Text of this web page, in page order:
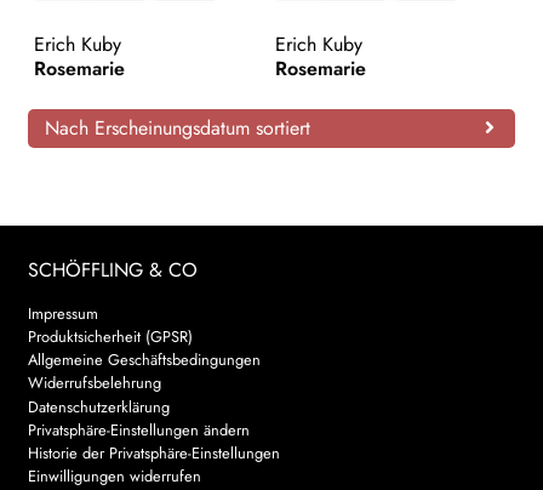
AKTUELLES
WEITERE VERLAGE
Search:
Erich Kuby
Rosemarie
Erich Kuby
Rosemarie
Nach Erscheinungsdatum sortiert
SCHÖFFLING & CO
Impressum
Produktsicherheit (GPSR)
Allgemeine Geschäftsbedingungen
Widerrufsbelehrung
Datenschutzerklärung
Privatsphäre-Einstellungen ändern
Historie der Privatsphäre-Einstellungen
Einwilligungen widerrufen